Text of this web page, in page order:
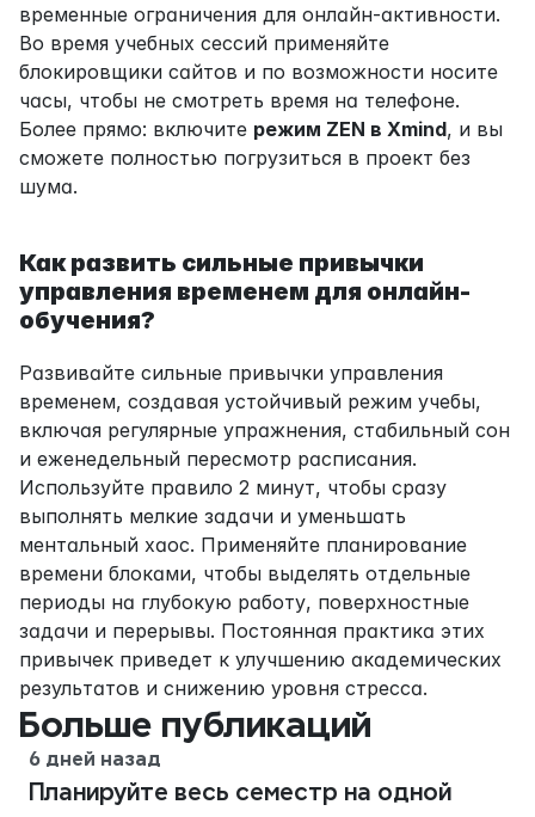
временные ограничения для онлайн-активности.
Во время учебных сессий применяйте
блокировщики сайтов и по возможности носите
часы, чтобы не смотреть время на телефоне.
Более прямо: включите режим ZEN в Xmind, и вы
сможете полностью погрузиться в проект без
шума.
Как развить сильные привычки
управления временем для онлайн-
обучения?
Развивайте сильные привычки управления
временем, создавая устойчивый режим учебы,
включая регулярные упражнения, стабильный сон
и еженедельный пересмотр расписания.
Используйте правило 2 минут, чтобы сразу
выполнять мелкие задачи и уменьшать
ментальный хаос. Применяйте планирование
времени блоками, чтобы выделять отдельные
периоды на глубокую работу, поверхностные
задачи и перерывы. Постоянная практика этих
привычек приведет к улучшению академических
результатов и снижению уровня стресса.
Больше публикаций
6 дней назад
Планируйте весь семестр на одной